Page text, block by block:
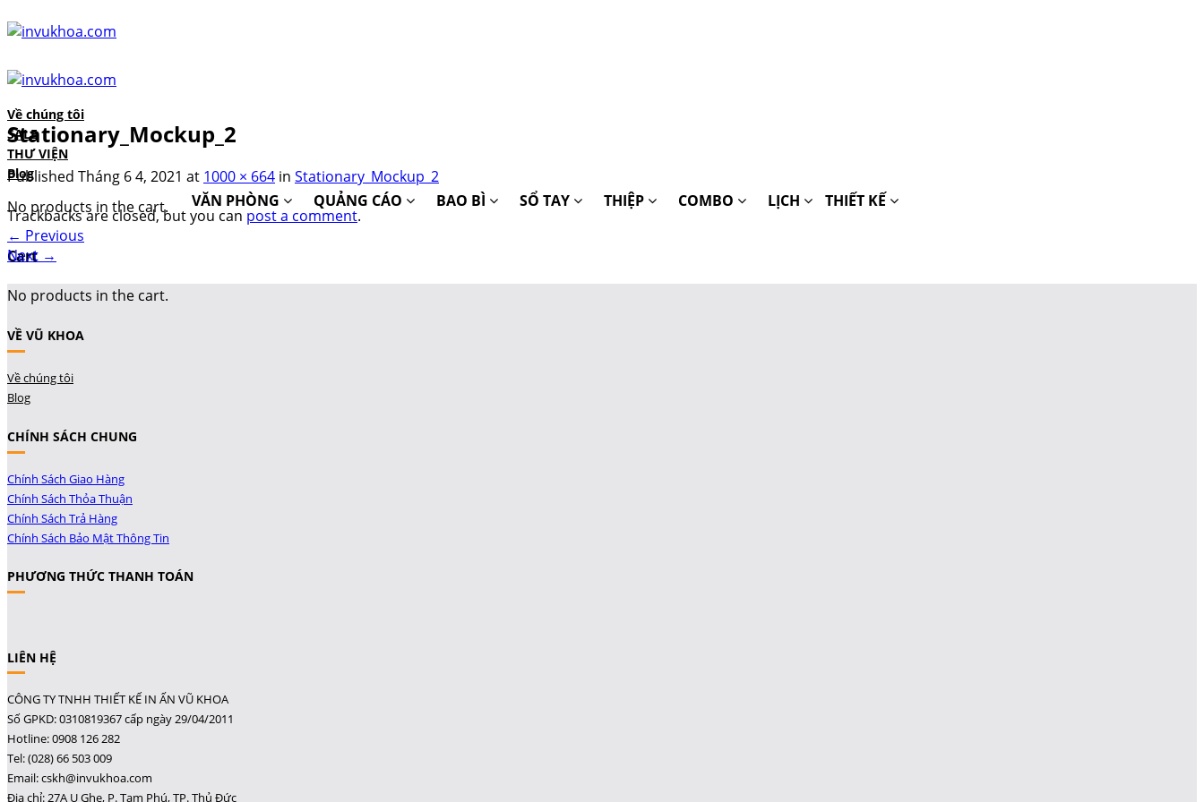
to
Về chúng tôi
SALE
THƯ VIỆN
Blog
No products in the cart. VĂN PHÒNG QUẢNG CÁO BAO BÌ SỔ TAY THIỆP COMBO LỊCH THIẾT KẾ
Cart
No products in the cart.
Stationary_Mockup_2
Published Tháng 6 4, 2021 at 1000 × 664 in Stationary_Mockup_2
Trackbacks are closed, but you can post a comment.
← Previous
Next →
VỀ VŨ KHOA
Về chúng tôi
Blog
CHÍNH SÁCH CHUNG
Chính Sách Giao Hàng
Chính Sách Thỏa Thuận
Chính Sách Trả Hàng
Chính Sách Bảo Mật Thông Tin
PHƯƠNG THỨC THANH TOÁN
LIÊN HỆ
CÔNG TY TNHH THIẾT KẾ IN ẤN VŨ KHOA
Số GPKD: 0310819367 cấp ngày 29/04/2011
Hotline: 0908 126 282
Tel: (028) 66 503 009
Email: cskh@invukhoa.com
Địa chỉ: 27A Ụ Ghe, P. Tam Phú, TP. Thủ Đức